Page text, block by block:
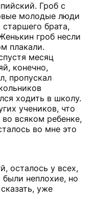
Гроб с
молодые люди
брата,
гроб несли
плакали.
месяц
конечно,
пропускал
ходить в школу.
учеников, что
всяком ребенке,
во мне это
осталось у всех,
неплохие, но
уже